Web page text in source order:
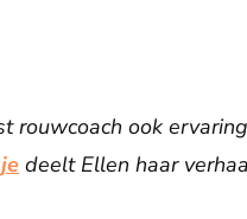
rouwcoach ook
deelt Ellen haar